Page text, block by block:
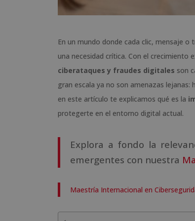
En un mundo donde cada clic, mensaje
una necesidad crítica. Con el
ciberataques y fraudes digitales son
gran escala ya no son amenazas
en este artículo te explicamos qué es la
protegerte en el entorno digital actual.
Explora a fondo la
emergentes con nuestra
Maestría Internacional en